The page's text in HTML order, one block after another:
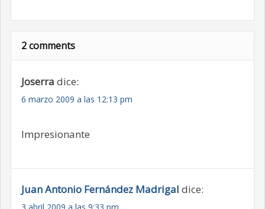
2 comments
Joserra dice:
6 marzo 2009 a las 12:13 pm
Impresionante
Juan Antonio Fernández Madrigal dice: